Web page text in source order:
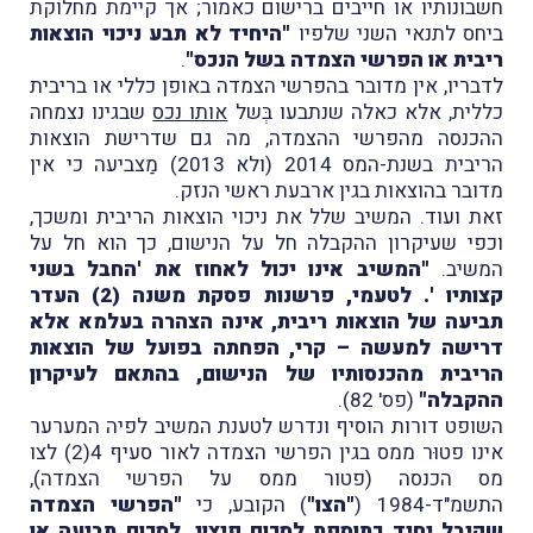
חשבונותיו או חייבים ברישום כאמור; אך קיימת מחלוקת
ביחס לתנאי השני שלפיו "היחיד לא תבע ניכוי הוצאות
ריבית או הפרשי הצמדה בשל הנכס".
לדבריו, אין מדובר בהפרשי הצמדה באופן כללי או בריבית
כללית, אלא כאלה שנתבעו בְּשלאותו נכסשבגינו נצמחה
ההכנסה מהפרשי ההצמדה, מה גם שדרישת הוצאות
הריבית בשנת-המס 2014 (ולא 2013) מַצביעה כי אין
מדובר בהוצאות בגין ארבעת ראשי הנזק.
זאת ועוד. המשיב שלל את ניכוי הוצאות הריבית ומשכך,
וכפי שעיקרון ההקבלה חל על הנישום, כך הוא חל על
המשיב. "המשיב אינו יכול לאחוז את 'החבל בשני
קצותיו '. לטעמי, פרשנות פסקת משנה (2) העדר
תביעה של הוצאות ריבית, אינה הצהרה בעלמא אלא
דרישה למעשה – קרי, הפחתה בפועל של הוצאות
הריבית מהכנסותיו של הנישום, בהתאם לעיקרון
ההקבלה" (פס' 82).
השופט דורות הוסיף ונדרש לטענת המשיב לפיה המערער
אינו פטוּר ממס בגין הפרשי הצמדה לאור סעיף 4(2) לצו
מס הכנסה (פטור ממס על הפרשי הצמדה),
התשמ"ד-1984 (
"הצו") הקובע, כי "הפרשי הצמדה